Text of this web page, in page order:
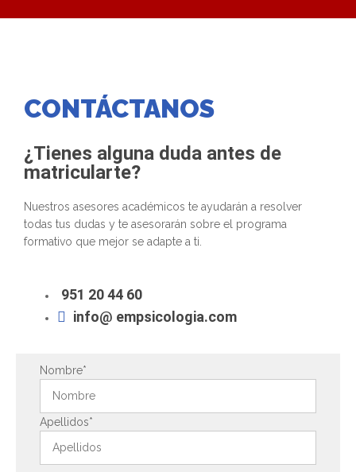
CONTÁCTANOS
¿Tienes alguna duda antes de
matricularte?
Nuestros asesores académicos te ayudarán a resolver
todas tus dudas y te asesorarán sobre el programa
formativo que mejor se adapte a ti.
951 20 44 60
info@ empsicologia.com
Nombre*
Apellidos*